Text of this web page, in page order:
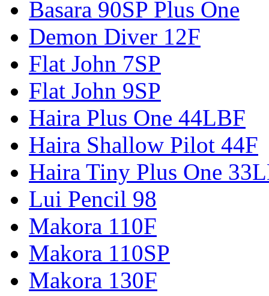
Basara 90SP Plus One
Demon Diver 12F
Flat John 7SP
Flat John 9SP
Haira Plus One 44LBF
Haira Shallow Pilot 44F
Haira Tiny Plus One
Lui Pencil 98
Makora 110F
Makora 110SP
Makora 130F